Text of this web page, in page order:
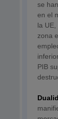
se
en el
la
zona
PIB